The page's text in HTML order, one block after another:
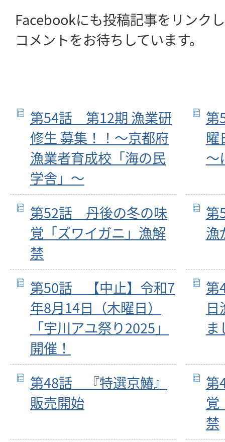
Facebookにも投稿記事をリンク
コメントをお待ちしています。
第54話 第12期 漁業研
修生 募集！！～京都府
漁業者育成校「海の民
学舎」～
第
曜
～
第52話 丹後の冬の味
覚「ズワイガニ」漁解
禁
第
漁
第50話 【中止】令和7
年8月14日（木曜日）
「宇川アユ祭り2025」
開催！
第
ま
第48話 『特選京鰆』
販売開始
第
覚
禁